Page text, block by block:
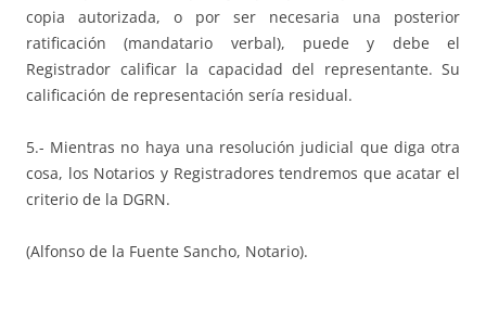
copia autorizada, o por ser necesaria una posterior
ratificación (mandatario verbal), puede y debe el
Registrador calificar la capacidad del representante. Su
calificación de representación sería residual.
5.- Mientras no haya una resolución judicial que diga otra
cosa, los Notarios y Registradores tendremos que acatar el
criterio de la DGRN.
(Alfonso de la Fuente Sancho, Notario).